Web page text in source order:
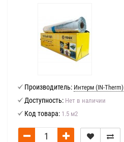
Производитель: Интерм (IN-Therm)
Доступность: Нет в наличии
Код товара: 1.5 м2